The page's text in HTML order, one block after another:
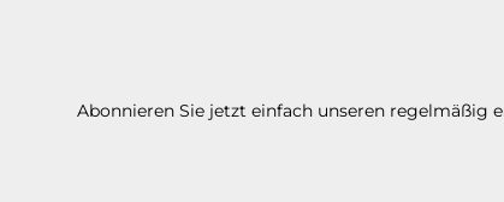
Abonnieren Sie jetzt einfach unseren regelmäßig